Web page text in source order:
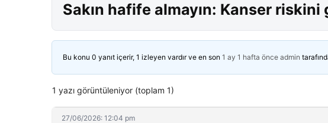
Sakın hafife almayın: Kanser riskini
Bu konu 0 yanıt içerir, 1 izleyen vardır ve en son 1 ay 1 hafta önce admin
1 yazı görüntüleniyor (toplam 1)
27/06/2026: 12:04 pm